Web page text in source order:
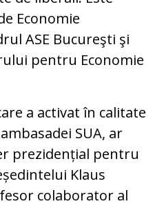
Economie
ASE Bucureşti şi
pentru Economie
a activat în calitate
SUA, ar
prezidențial pentru
Klaus
colaborator al